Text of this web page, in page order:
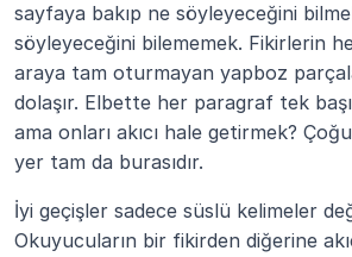
sayfaya bakıp ne söyleyeceğini
söyleyeceğini bilememek. Fikirlerin
araya tam oturmayan yapboz
dolaşır. Elbette her paragraf tek
ama onları akıcı hale getirmek? Çoğu
yer tam da burasıdır.
İyi geçişler sadece süslü kelimeler
Okuyucuların bir fikirden diğerine